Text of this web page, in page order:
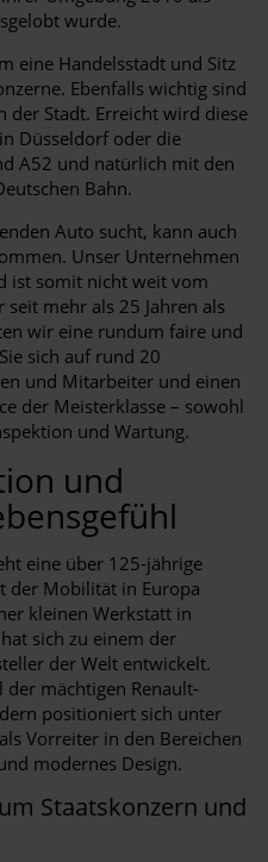
wurde.
eine Handelsstadt und Sitz
Ebenfalls wichtig sind
der Stadt. Erreicht wird diese
Düsseldorf oder die
A52 und natürlich mit den
Bahn.
Auto sucht, kann auch
Unser Unternehmen
ist somit nicht weit vom
mehr als 25 Jahren als
wir eine rundum faire und
sich auf rund 20
und Mitarbeiter und einen
der Meisterklasse – sowohl
und Wartung.
und
eine über 125-jährige
der Mobilität in Europa
kleinen Werkstatt in
sich zu einem der
der Welt entwickelt.
mächtigen Renault-
positioniert sich unter
Vorreiter in den Bereichen
modernes Design.
Staatskonzern und